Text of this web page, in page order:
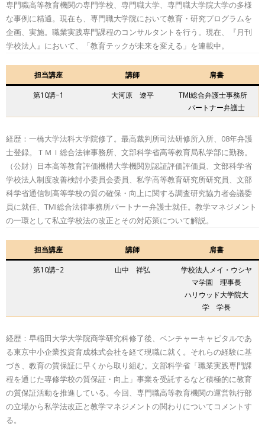
専門職高等教育機関の専門学校、専門職大学、専門職大学院大学の多様
な事例に精通。現在も、専門職大学院において教育・研究プログラムを
企画、実施。職業実践専門課程のコンサルタントを行う。現在、『月刊
学校法人』において、「教育テックが未来を変える」を連載中。
担当講座 講師 肩書
第10講−1 大河原 遼平
TMI総合弁護士事務所
パートナー弁護士
経歴：一橋大学法科大学院修了。最高裁判所司法研修所入所、08年弁護
士登録。ＴＭＩ総合法律事務所、文部科学省高等教育局私学部に勤務。
（公財）日本高等教育評価機構大学機関別認証評価評価員、文部科学省
学校法人制度改善検討小委員会委員、私学高等教育研究所研究員、文部
科学省通信制高等学校の質の確保・向上に関する調査研究協力者会議委
員に就任、TMI総合法律事務所パートナー弁護士就任。教学マネジメント
の一環として私立学校法の改正とその対応策について解説。
担当講座 講師 肩書
第10講−2 ⼭中 祥弘
学校法⼈メイ・ウシヤ
マ学園 理事⻑
ハリウッド大学院大
学 学長
経歴：早稲⽥⼤学⼤学院商学研究科修了後、ベンチャーキャピタルであ
る東京中⼩企業投資育成株式会社を経て現職に就く。それらの経験に基
づき、教育の質保証に早くから取り組む。⽂部科学省「職業実践専⾨課
程を通じた専修学校の質保証・向上」事業を受託するなど積極的に教育
の質保証活動を推進している。今回、専門職高等教育機関の運営執行部
の立場から私学法改正と教学マネジメントの関わりについてコメントす
る。